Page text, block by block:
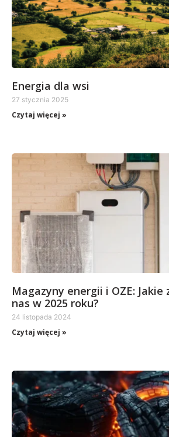
Energia dla wsi
27 stycznia 2025
Czytaj więcej »
Magazyny energii i OZE: Jakie
nas w 2025 roku?
24 listopada 2024
Czytaj więcej »